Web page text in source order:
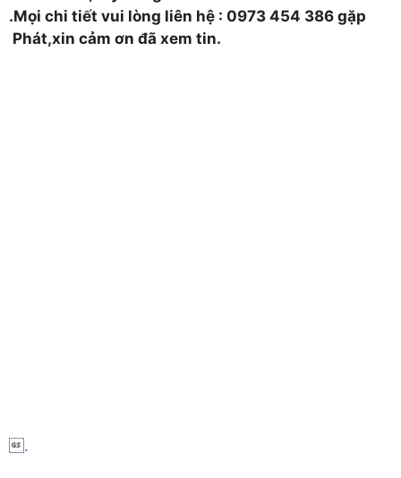
.Mọi chi tiết vui lòng liên hệ : 0973 454 386 gặp
Phát,xin cảm ơn đã xem tin.
.